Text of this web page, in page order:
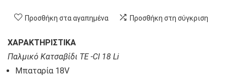
Προσθήκη στα αγαπημένα Προσθήκη στη σύγκριση
ΧΑΡΑΚΤΗΡΙΣΤΙΚΑ
Παλμικό Κατσαβίδι TE -CI 18 Li
Μπαταρία 18V